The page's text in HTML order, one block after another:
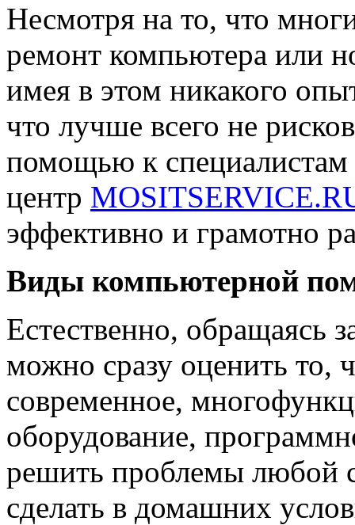
Несмотря на то, что
ремонт компьютера или
имея в этом никакого
что лучше всего не
помощью к специалистам
центр
эффективно и грамотно
Виды компьютерной
Естественно, обращаясь
можно сразу оценить то,
современное,
оборудование,
решить проблемы любой
сделать в домашних